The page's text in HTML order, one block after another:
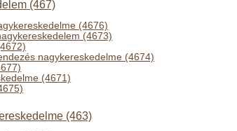
(467)
(4676)
(4673)
nagykereskedelme (4674)
(4671)
(463)